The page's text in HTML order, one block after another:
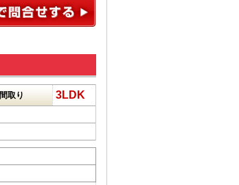
間取り 3LDK